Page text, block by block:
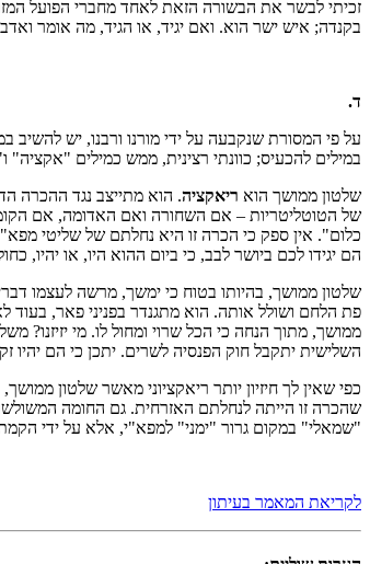
זכיתי לבשר את הבשורה הזאת לאחד מחברי הפועל
בקנדה; איש ישר הוא. ואם יגיד, או הגיד, מה אומר
ד.
על פי המסורת שנקבעה על ידי מורנו ורבנו, יש
במילים להכעיס; כוונתי רצינית, ממש כמילים
שלטון ממושך הוא ריאקציה. הוא מתייצב נגד ההכרה
של הטוטליטריות – אם השחורה ואם האדומה, אם
כלום". אין ספק כי הכרה זו היא נחלתם של שליטי
הם יגידו לכם ביושר לבב, כי ביום ההוא היו, או יהיו,
שלטון ממושך, בהיותו בטוח כי ימשך, מרשה לעצמו
פת הלחם ושולל אותה. הוא מתגנדר בפניני פאר, בעוד
ממושך, מתוך הנחה כי הכל שרוי ומחול לו. מי
השלישית יתקבל חוק הפנסיה לשרים. יתכן כי הם יהיו
כפי שאין לך חיזיון יותר ריאקציוני מאשר שלטון
שהכרה זו הייתה לנחלתם האזרחית. גם החומה
"שמאלי" במקום גרור "ימני" למפא"י, אלא על ידי
לקריאת המאמר בעיתון